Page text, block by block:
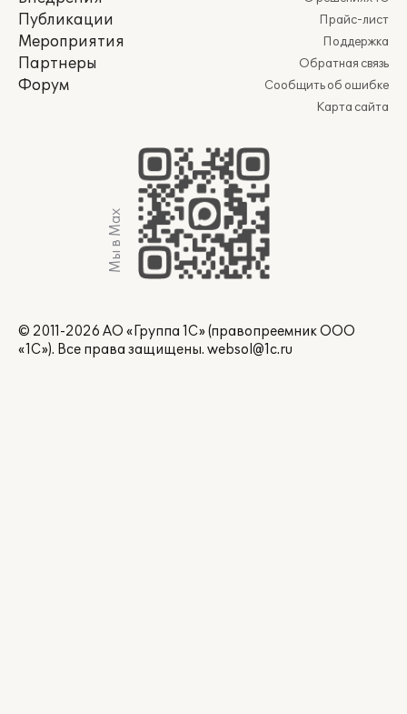
Публикации
Мероприятия
Партнеры
Форум
Прайс-лист
Поддержка
Обратная связь
Сообщить об ошибке
Карта сайта
Мы в Max
© 2011-2026 АО «Группа 1С» (правопреемник ООО
«1С»). Все права защищены. websol@1c.ru